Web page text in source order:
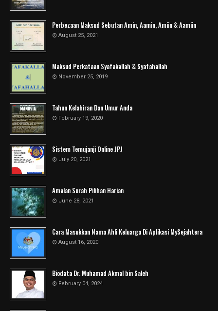
Perbezaan Maksud Sebutan Amin, Aamin, Amiin & Aamiin
August 25, 2021
Maksud Perkataan Syafakallah & Syafahallah
November 25, 2019
Tahun Kelahiran Dan Umur Anda
February 19, 2020
Sistem Temujanji Online JPJ
July 20, 2021
Amalan Surah Pilihan Harian
June 28, 2021
Cara Masukkan Nama Ahli Keluarga Di Aplikasi MySejahtera
August 16, 2020
Biodata Dr. Muhamad Akmal bin Saleh
February 04, 2024